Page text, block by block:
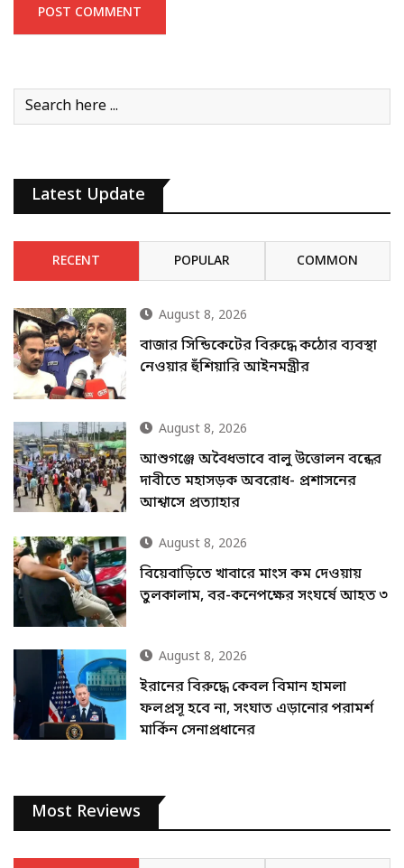
Latest Update
RECENT POPULAR COMMON
August 8, 2026
বাজার সিন্ডিকেটের বিরুদ্ধে কঠোর ব্যবস্থা
নেওয়ার হুঁশিয়ারি আইনমন্ত্রীর
August 8, 2026
আশুগঞ্জে অবৈধভাবে বালু উত্তোলন বন্ধের
দাবীতে মহাসড়ক অবরোধ- প্রশাসনের
আশ্বাসে প্রত্যাহার
August 8, 2026
বিয়েবাড়িতে খাবারে মাংস কম দেওয়ায়
তুলকালাম, বর-কনেপক্ষের সংঘর্ষে আহত ৩
August 8, 2026
ইরানের বিরুদ্ধে কেবল বিমান হামলা
ফলপ্রসূ হবে না, সংঘাত এড়ানোর পরামর্শ
মার্কিন সেনাপ্রধানের
Most Reviews